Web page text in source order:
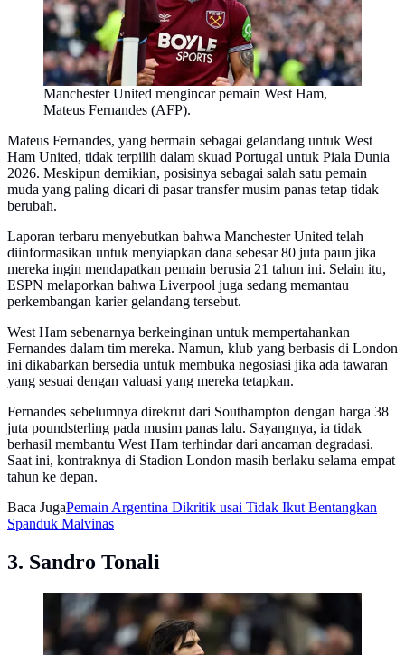
Manchester United mengincar pemain West Ham,
Mateus Fernandes (AFP).
Mateus Fernandes, yang bermain sebagai gelandang untuk West
Ham United, tidak terpilih dalam skuad Portugal untuk Piala Dunia
2026. Meskipun demikian, posisinya sebagai salah satu pemain
muda yang paling dicari di pasar transfer musim panas tetap tidak
berubah.
Laporan terbaru menyebutkan bahwa Manchester United telah
diinformasikan untuk menyiapkan dana sebesar 80 juta paun jika
mereka ingin mendapatkan pemain berusia 21 tahun ini. Selain itu,
ESPN melaporkan bahwa Liverpool juga sedang memantau
perkembangan karier gelandang tersebut.
West Ham sebenarnya berkeinginan untuk mempertahankan
Fernandes dalam tim mereka. Namun, klub yang berbasis di London
ini dikabarkan bersedia untuk membuka negosiasi jika ada tawaran
yang sesuai dengan valuasi yang mereka tetapkan.
Fernandes sebelumnya direkrut dari Southampton dengan harga 38
juta poundsterling pada musim panas lalu. Sayangnya, ia tidak
berhasil membantu West Ham terhindar dari ancaman degradasi.
Saat ini, kontraknya di Stadion London masih berlaku selama empat
tahun ke depan.
Baca JugaPemain Argentina Dikritik usai Tidak Ikut Bentangkan
Spanduk Malvinas
3. Sandro Tonali